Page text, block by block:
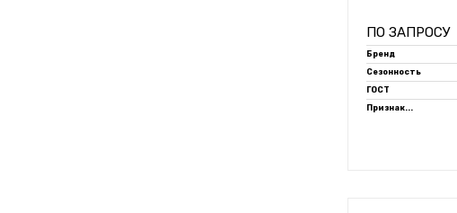
ПО ЗАПРОСУ
Бренд
Сезонность
ГОСТ
Признак...